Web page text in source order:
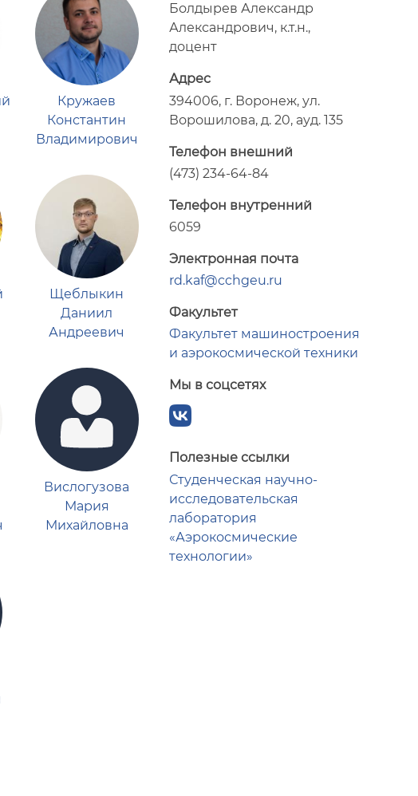
Болдырев Александр
Александрович, к.т.н.,
доцент
Адрес
394006, г. Воронеж, ул.
Ворошилова, д. 20, ауд. 135
Телефон внешний
(473) 234-64-84
Телефон внутренний
6059
Электронная почта
rd.kaf@cchgeu.ru
Факультет
Факультет машиностроения
и аэрокосмической техники
Мы в соцсетях
Полезные ссылки
Студенческая научно-
исследовательская
лаборатория
«Аэрокосмические
технологии»
Кружаев
Константин
Владимирович
Щеблыкин
Даниил
Андреевич
Вислогузова
Мария
Михайловна